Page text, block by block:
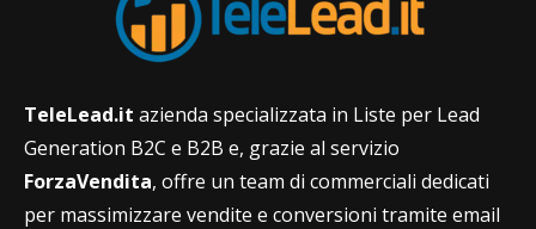
TeleLead.it azienda specializzata in Liste per Lead
Generation B2C e B2B e, grazie al servizio
ForzaVendita, offre un team di commerciali dedicati
per massimizzare vendite e conversioni tramite email